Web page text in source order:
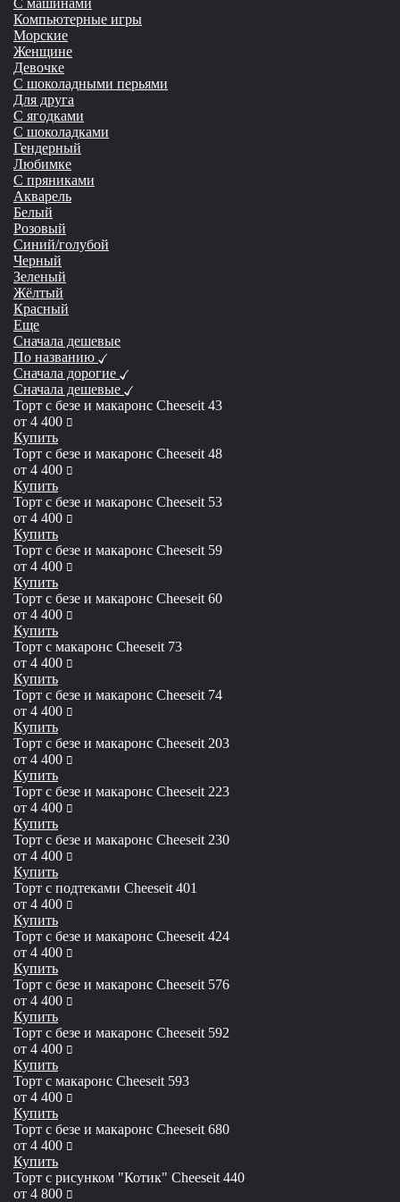
Компьютерные игры
Морские
Женщине
Девочке
С шоколадными перьями
Для друга
С ягодками
С шоколадками
Гендерный
Любимке
С пряниками
Акварель
Белый
Розовый
Синий/голубой
Черный
Зеленый
Жёлтый
Красный
Еще
Сначала дешевые
По названию
Сначала дорогие
Сначала дешевые
Торт с безе и макаронс Сheeseit 43
от 4 400 руб
Купить
Торт с безе и макаронс Сheeseit 48
от 4 400 руб
Купить
Торт с безе и макаронс Сheeseit 53
от 4 400 руб
Купить
Торт с безе и макаронс Сheeseit 59
от 4 400 руб
Купить
Торт с безе и макаронс Сheeseit 60
от 4 400 руб
Купить
Торт с макаронс Сheeseit 73
от 4 400 руб
Купить
Торт с безе и макаронс Сheeseit 74
от 4 400 руб
Купить
Торт с безе и макаронс Сheeseit 203
от 4 400 руб
Купить
Торт с безе и макаронс Сheeseit 223
от 4 400 руб
Купить
Торт с безе и макаронс Сheeseit 230
от 4 400 руб
Купить
Торт с подтеками Cheeseit 401
от 4 400 руб
Купить
Торт с безе и макаронс Cheeseit 424
от 4 400 руб
Купить
Торт с безе и макаронс Cheeseit 576
от 4 400 руб
Купить
Торт с безе и макаронс Cheeseit 592
от 4 400 руб
Купить
Торт с макаронс Cheeseit 593
от 4 400 руб
Купить
Торт с безе и макаронс Сheeseit 680
от 4 400 руб
Купить
Торт с рисунком "Котик" Cheeseit 440
от 4 800 руб